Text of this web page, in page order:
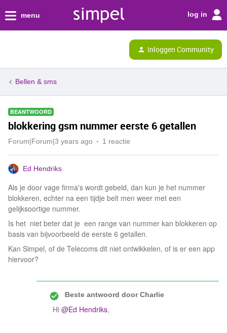
menu log in
Inloggen Community
Bellen & sms
BEANTWOORD
blokkering gsm nummer eerste 6 getallen
Forum|Forum|3 years ago 1 reactie
Ed Hendriks
Als je door vage firma's wordt gebeld, dan kun je het nummer
blokkeren, echter na een tijdje belt men weer met een
gelijksoortige nummer.
Is het niet beter dat je een range van nummer kan blokkeren op
basis van bijvoorbeeld de eerste 6 getallen.
Kan Simpel, of de Telecoms dit niet ontwikkelen, of is er een app
hiervoor?
Beste antwoord doorCharlie
Hi @Ed Hendriks,